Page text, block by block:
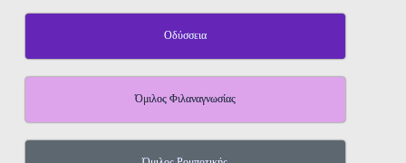
Οδύσσεια
Όμιλος Φιλαναγνωσίας